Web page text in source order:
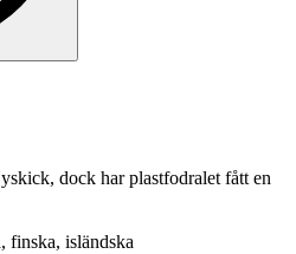
dock har plastfodralet fått en
finska, isländska